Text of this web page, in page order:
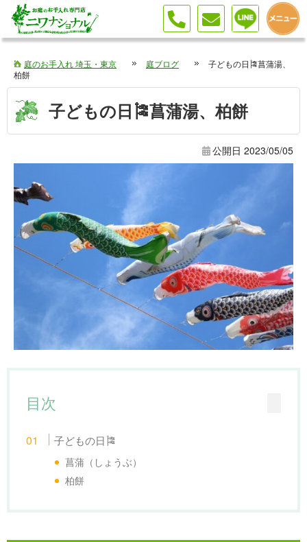
庭のお手入れ 埼玉・東京 庭ブログ
子どもの日🎏菖蒲湯、
柏餅
子どもの日🎏菖蒲湯、柏餅
公開日 2023/05/05
目次
子どもの日🎏
菖蒲（しょうぶ）
柏餅